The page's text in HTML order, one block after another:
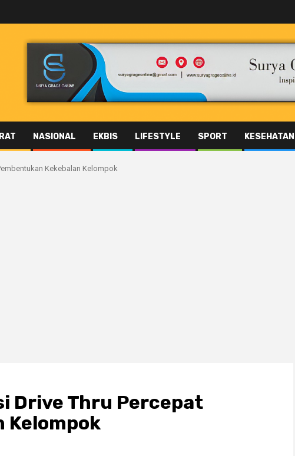
NASIONAL EKBIS LIFESTYLE SPORT KESEHATAN
Kekebalan Kelompok
Drive Thru Percepat
Kelompok